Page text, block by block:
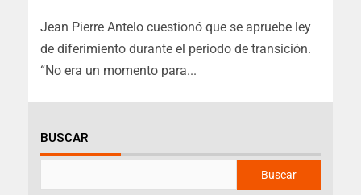
Jean Pierre Antelo cuestionó que se apruebe ley
de diferimiento durante el periodo de transición.
“No era un momento para...
BUSCAR
Buscar